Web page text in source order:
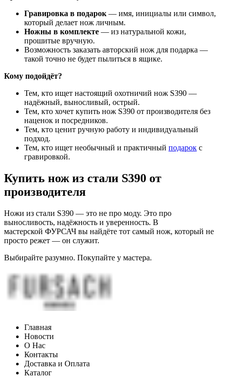
Гравировка в подарок — имя, инициалы или символ,
который делает нож личным.
Ножны в комплекте — из натуральной кожи,
прошитые вручную.
Возможность заказать авторский нож для подарка —
такой точно не будет пылиться в ящике.
Кому подойдёт?
Тем, кто ищет настоящий охотничий нож S390 —
надёжный, выносливый, острый.
Тем, кто хочет купить нож S390 от производителя без
наценок и посредников.
Тем, кто ценит ручную работу и индивидуальный
подход.
Тем, кто ищет необычный и практичный подарок с
гравировкой.
Купить нож из стали S390 от
производителя
Ножи из стали S390 — это не про моду. Это про
выносливость, надёжность и уверенность. В
мастерской ФУРСАЧ вы найдёте тот самый нож, который не
просто режет — он служит.
Выбирайте разумно. Покупайте у мастера.
Главная
Новости
О Нас
Контакты
Доставка и Оплата
Каталог